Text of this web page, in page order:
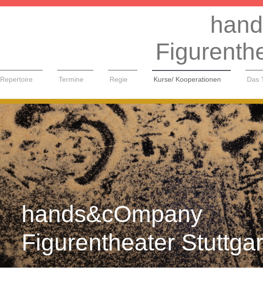
Repertoire Termine Regie Kurse/ Kooperationen Das
hands&cOmpany
Figurentheater